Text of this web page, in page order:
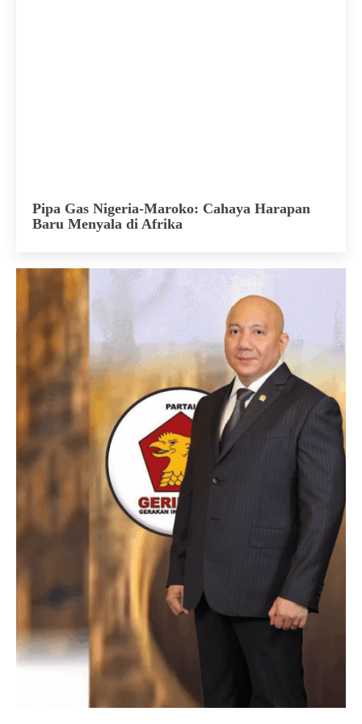
Pipa Gas Nigeria-Maroko: Cahaya Harapan
Baru Menyala di Afrika